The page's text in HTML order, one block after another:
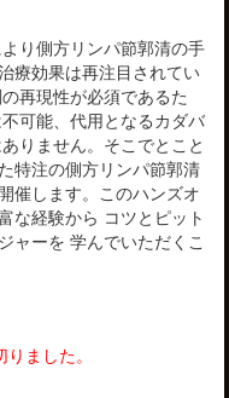
り側方リンパ節郭清の手
療効果は再注目されてい
再現性が必須であるた
可能、代用となるカダバ
りません。そこでとこと
特注の側方リンパ節郭清
催します。このハンズオ
な経験から コツとピット
ャーを 学んでいただくこ
ました。